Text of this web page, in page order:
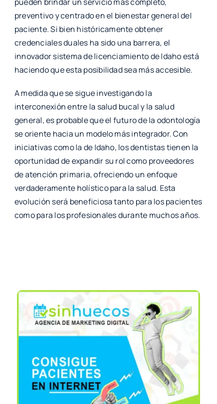
preventivo y centrado en el bienestar general del
paciente. Si bien históricamente obtener
credenciales duales ha sido una barrera, el
innovador sistema de licenciamiento de Idaho está
haciendo que esta posibilidad sea más accesible.
A medida que se sigue investigando la
interconexión entre la salud bucal y la salud
general, es probable que el futuro de la odontología
se oriente hacia un modelo más integrador. Con
iniciativas como la de Idaho, los dentistas tienen la
oportunidad de expandir su rol como proveedores
de atención primaria, ofreciendo un enfoque
verdaderamente holístico para la salud. Esta
evolución será beneficiosa tanto para los pacientes
como para los profesionales durante muchos años.